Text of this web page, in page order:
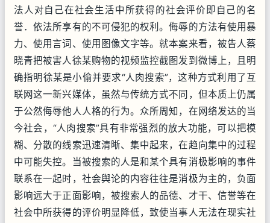
法人对自己在社会生活中所获得的社会评价即自己的名
誉．依法所享有的不可侵犯的权利。侮辱的方法有使用暴
力、使用言词、使用图像文字等。就本案来看，被告人蔡
晓青把被害人徐某购物的视频监控截图发到微博上，且明
确指明徐某是小偷并要求“人肉搜索”，这种方式利用了互
联网这一新兴媒体，虽然与传统方式不同，但本质上仍属
于公然侮辱他人人格的行为。众所周知，在网络发达的当
今社会，“人肉搜索”具有非常强烈的放大功能，可以把模
糊、分散的线索迅速清晰、集中起来，在趋向集中的过程
中可能失控。当被搜索的人是和某个具有消极影响的事件
联系在一起时，社会舆论的内容往往是消极为主的，负面
影响远大于正面影响，被搜索人的品德、才干、信誉等在
社会中所获得的评价明显降低，致使当事人无法在现实社